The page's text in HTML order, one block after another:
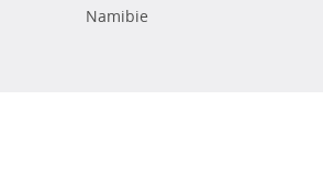
Namibie